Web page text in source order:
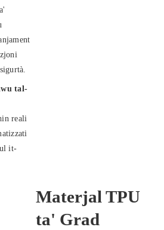
tal-
reali
it-
Materjal TPU
ta' Grad